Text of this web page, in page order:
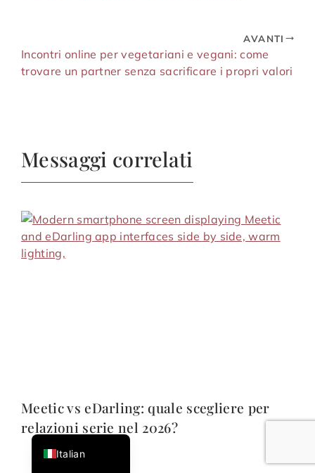
AVANTI
Incontri online per vegetariani e vegani: come
trovare un partner senza sacrificare i propri valori
Messaggi correlati
Meetic vs eDarling: quale scegliere per
relazioni serie nel 2026?
Italian
Spanish
English